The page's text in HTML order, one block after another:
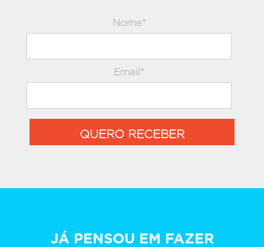
Nome*
Email*
QUERO RECEBER
JÁ PENSOU EM FAZER